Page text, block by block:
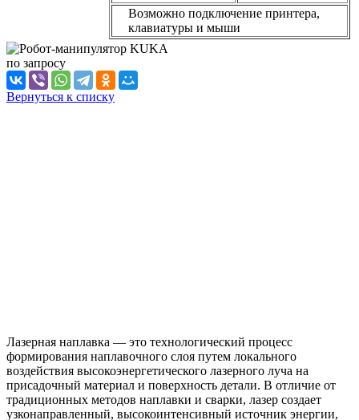
Возможно подключение принтера,
клавиатуры и мыши
по запросу
Вернуться к списку
Лазерная наплавка — это технологический процесс
формирования наплавочного слоя путем локального
воздействия высокоэнергетического лазерного луча на
присадочный материал и поверхность детали. В отличие от
традиционных методов наплавки и сварки, лазер создает
узконаправленный, высокоинтенсивный источник энергии,